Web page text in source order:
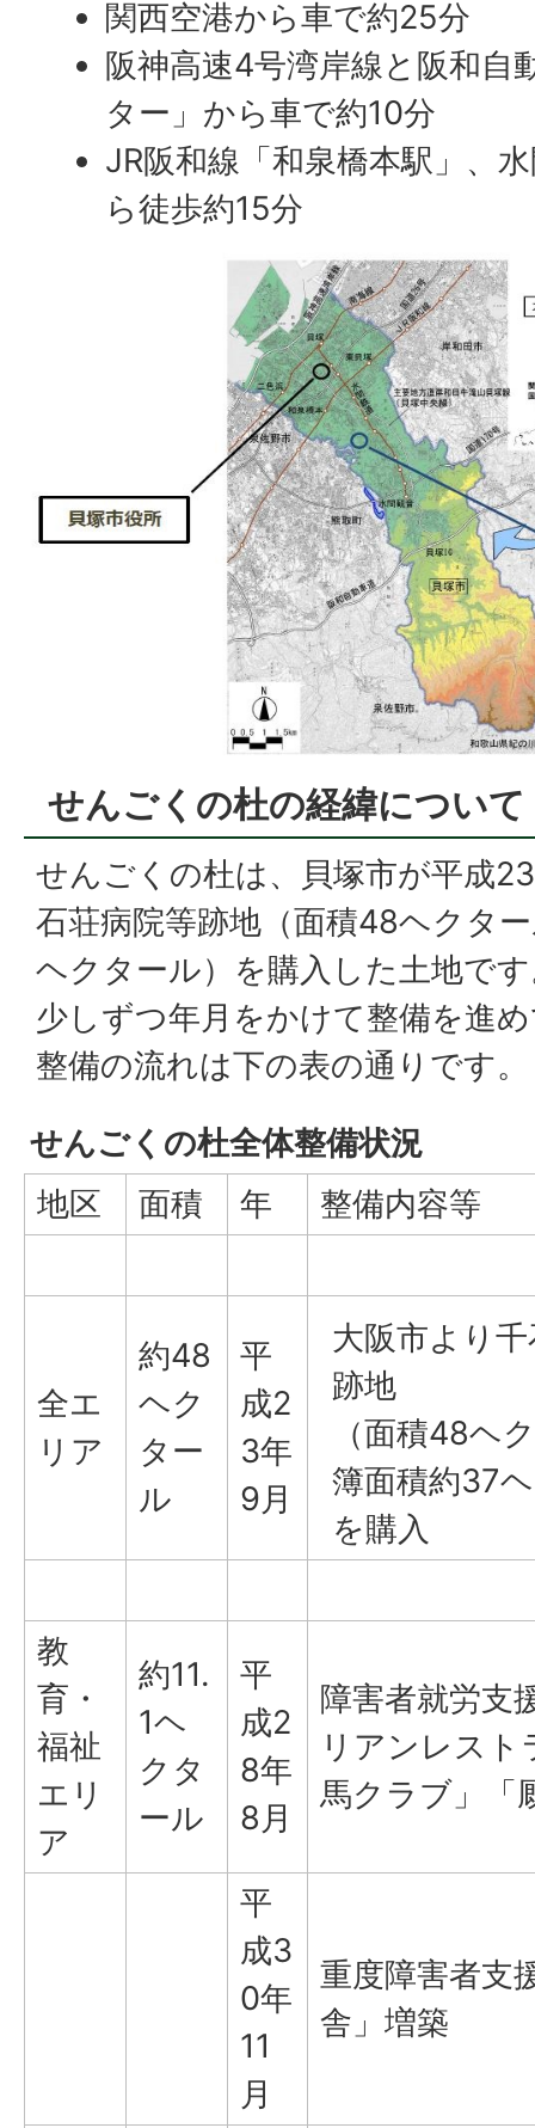
関西空港から車で約25分
阪神高速4号湾岸線と阪和自
ター」から車で約10分
JR阪和線「和泉橋本駅」、
ら徒歩約15分
せんごくの杜の経緯について
せんごくの杜は、貝塚市が平成
石荘病院等跡地（面積48ヘクタ
ヘクタール）を購入した土地で
少しずつ年月をかけて整備を進
整備の流れは下の表の通りです。
せんごくの杜全体整備状況
地区
面積 年 整備内容等
全エ
リア
約48
ヘク
ター
ル
平
成2
3年
9月
大阪市より
跡地
（面積48ヘ
簿面積約37
を購入
教
育・
福祉
エリ
ア
約11.
1ヘ
クタ
ール
平
成2
8年
8月
障害者就労支
リアンレスト
馬クラブ」「
平
成3
0年
11
月
重度障害者支
舎」増築